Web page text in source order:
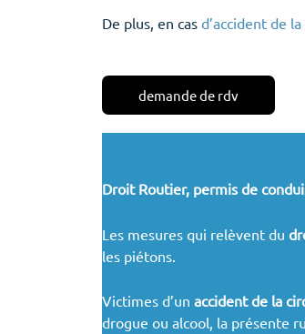
De plus, en cas d’accident de
demande de rdv
Droit Routier, permis de
Les mesures qui relèvent du
les piétons.
Victimes d’un accident de la
drogue ou alcool, la présente